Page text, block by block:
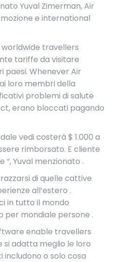
Yuval Zimerman, Air
e international
travellers
tariffe da visitare
Whenever Air
loro membri della
problemi di salute
erano bloccati pagando
vedi costerà $ 1.000 a
rimborsato. E cliente
Yuval menzionato .
di quelle cattive
all’estero .
in tutto il mondo
per mondiale persone .
enable travellers
adatta meglio le loro
includono o solo cosa